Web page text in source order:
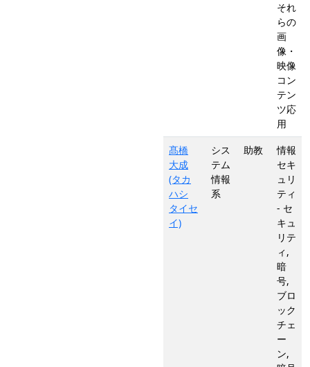
それ
らの
画
像・
映像
コン
テン
ツ応
用
髙橋
大成
(タカ
ハシ
タイセ
イ)
シス
テム
情報
系
助教
情報
セキ
ュリ
ティ
- セ
キュ
リテ
ィ,
暗
号,
ブロ
ック
チェ
ー
ン,